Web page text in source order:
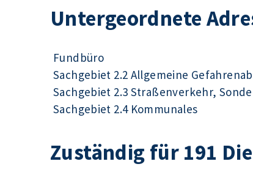
Untergeordnete
Fundbüro
Sachgebiet 2.2 Allgemeine
Sachgebiet 2.3 Straßenverkehr,
Sachgebiet 2.4 Kommunales
Zuständig für 191